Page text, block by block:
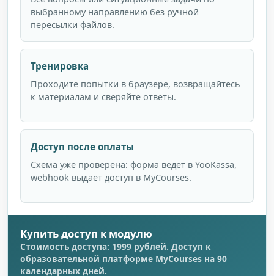
выбранному направлению без ручной
пересылки файлов.
Тренировка
Проходите попытки в браузере, возвращайтесь
к материалам и сверяйте ответы.
Доступ после оплаты
Схема уже проверена: форма ведет в YooKassa,
webhook выдает доступ в MyCourses.
Купить доступ к модулю
Стоимость доступа: 1999 рублей. Доступ к
образовательной платформе MyCourses на 90
календарных дней.